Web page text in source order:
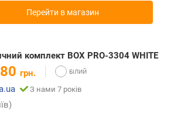
Перейти в магазин
комплект BOX PRO-3304 WHITE
грн.
З нами 7 років